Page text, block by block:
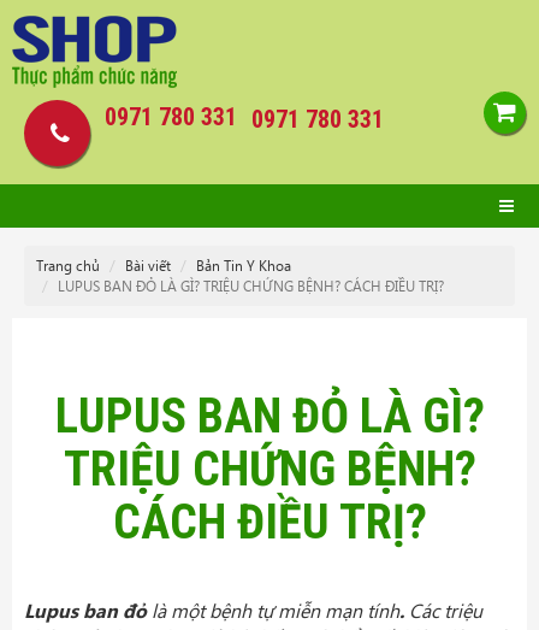
0971 780 331
0971 780 331
Trang chủ Bài viết
Bản Tin Y Khoa
LUPUS BAN ĐỎ LÀ GÌ? TRIỆU CHỨNG BỆNH? CÁCH ĐIỀU TRỊ?
LUPUS BAN ĐỎ LÀ GÌ?
TRIỆU CHỨNG BỆNH?
CÁCH ĐIỀU TRỊ?
Lupus ban đỏlà một bệnh tự miễn mạn tính. Các triệu